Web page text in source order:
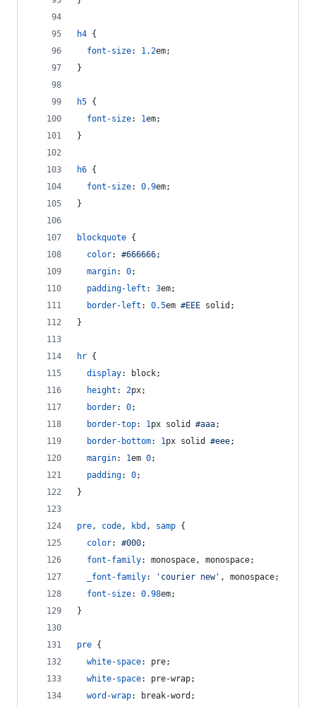
h4 {
font-size: 1.2em;
}
h5 {
font-size: 1em;
}
h6 {
font-size: 0.9em;
}
blockquote {
color: #666666;
margin: 0;
padding-left : 3em;
border-left : 0.5em #EEE solid;
}
hr {
display:
block;
height : 2px;
border: 0;
border-top: 1px solid #aaa;
border-bottom: 1px solid #eee;
margin: 1em 0;
padding: 0;
}
pre, code, kbd , samp {
color: #000;
font-family: monospace,
monospace;
_font-family: 'courier new' ,
monospace;
font-size: 0.98em;
}
pre {
white-space:
pre;
white-space:
pre-wrap;
word-wrap:
break-word;